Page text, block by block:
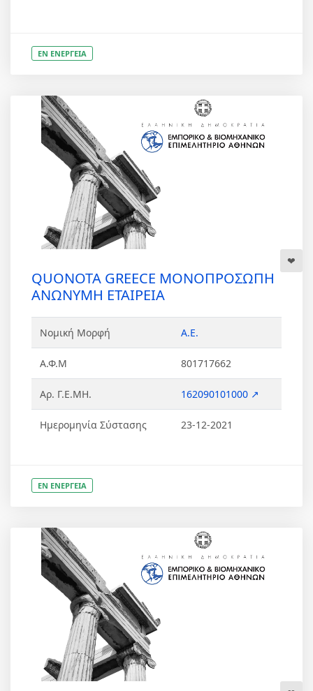
ΕΝ ΕΝΕΡΓΕΙΑ
QUONOTA GREECE ΜΟΝΟΠΡΟΣΩΠΗ
ΑΝΩΝΥΜΗ ΕΤΑΙΡΕΙΑ
Νομική Μορφή Α.Ε.
Α.Φ.Μ 801717662
Αρ. Γ.Ε.ΜΗ. 162090101000 ↗
Ημερομηνία Σύστασης 23-12-2021
ΕΝ ΕΝΕΡΓΕΙΑ